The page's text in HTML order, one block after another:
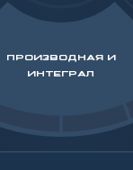
ПРОИЗВОДНАЯ И
ИНТЕГРАЛ